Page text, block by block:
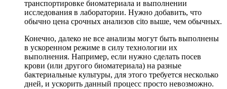
транспортировке биоматериала и выполнении
исследования в лаборатории. Нужно добавить, что
обычно цена срочных анализов cito выше, чем обычных.
Конечно, далеко не все анализы могут быть выполнены
в ускоренном режиме в силу технологии их
выполнения. Например, если нужно сделать посев
крови (или другого биоматериала) на разные
бактериальные культуры, для этого требуется несколько
дней, и ускорить данный процесс просто невозможно.